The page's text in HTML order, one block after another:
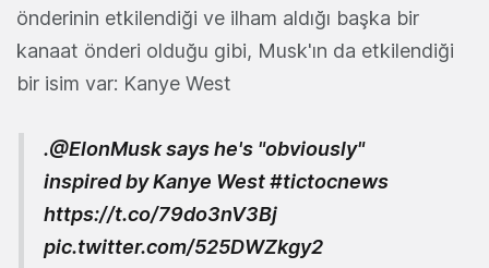
önderinin etkilendiği ve ilham aldığı başka bir
kanaat önderi olduğu gibi, Musk'ın da etkilendiği
bir isim var: Kanye West
.@ElonMusksays he's "obviously"
inspired by Kanye West#tictocnews
https://t.co/79do3nV3Bj
pic.twitter.com/525DWZkgy2